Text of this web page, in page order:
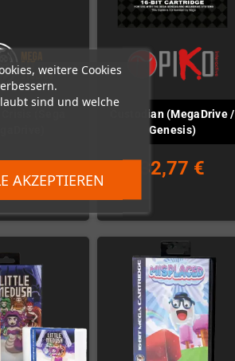
weitere Cookies
sind und welche
AKZEPTIEREN
Custodian (MegaDrive /
Genesis)
32,77 €